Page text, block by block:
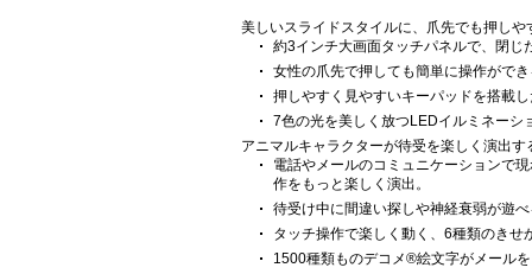
美しいスライドスタイルに、爪先でも押しや
約3インチ大画面タッチパネルで、閉じ
女性の爪先で押しても簡単に操作がで
押しやすく見やすいキーパッドを搭載
7色の光を美しく放つLEDイルミネーシ
アニマルキャラクターが待受を楽しく演出
電話やメールのコミュニケーションで
作をもっと楽しく演出。
待受け中に間違い探しや神経衰弱が遊
タッチ操作で楽しく動く、6種類のき
1500種類ものデコメ®絵文字がメール